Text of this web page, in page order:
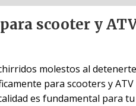
scooter y
molestos al
para scooters y ATV
es fundamental para